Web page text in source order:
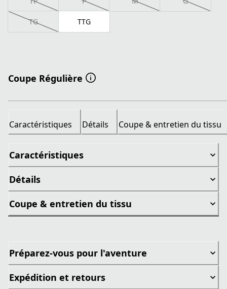
TG TTG
Coupe Régulière
Caractéristiques Détails Coupe & entretien du tissu
Caractéristiques
Détails
Coupe & entretien du tissu
Préparez-vous pour l'aventure
Expédition et retours